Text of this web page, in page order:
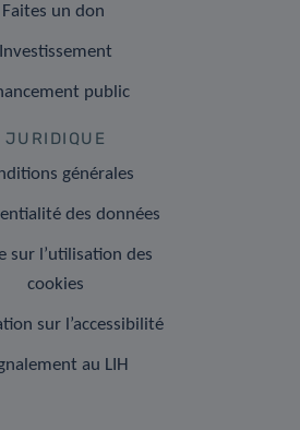
Faites un don
Investissement
public
JURIDIQUE
générales
des données
sur l’utilisation des
cookies
sur l’accessibilité
au LIH